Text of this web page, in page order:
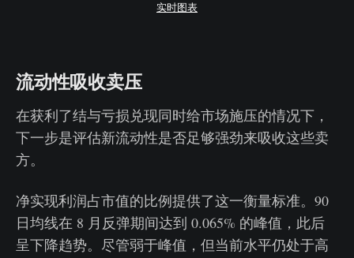
实时图表
流动性吸收卖压
在获利了结与亏损兑现同时给市场施压的情况下，
下一步是评估新流动性是否足够强劲来吸收这些卖
方。
净实现利润占市值的比例提供了这一衡量标准。90
日均线在 8 月反弹期间达到 0.065% 的峰值，此后
呈下降趋势。尽管弱于峰值，但当前水平仍处于高